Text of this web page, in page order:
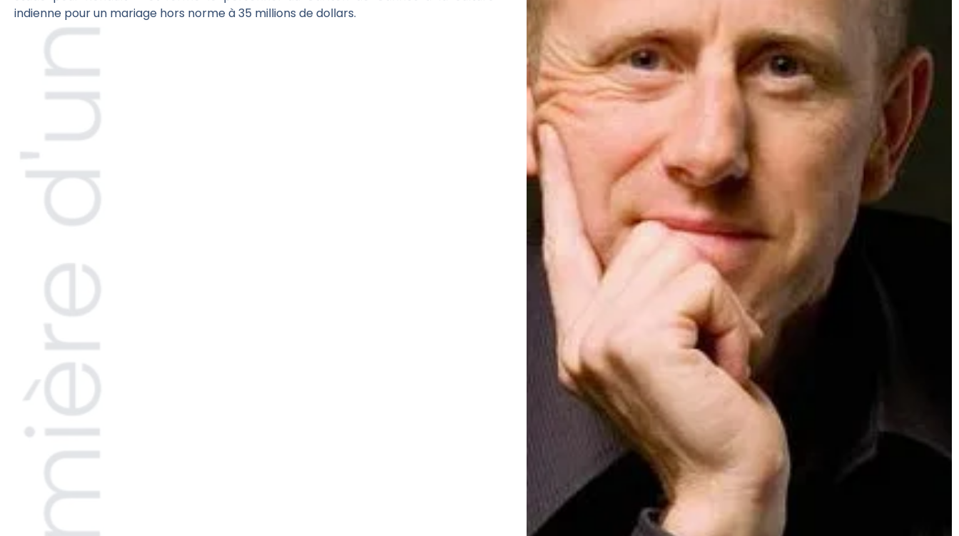
indienne pour un mariage hors norme à 35 millions de dollars.